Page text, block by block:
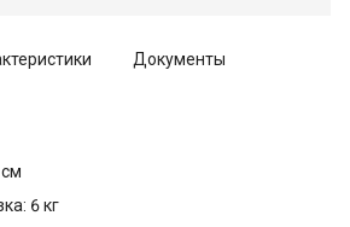
Документы
6 кг